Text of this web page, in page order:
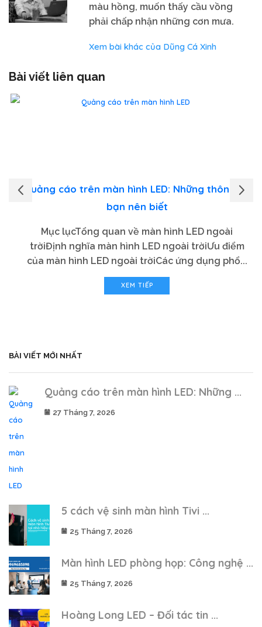
màu hồng, muốn thấy cầu vồng
phải chấp nhận những cơn mưa.
Xem bài khác của Dũng Cá Xinh
Bài viết liên quan
Quảng cáo trên màn hình LED: Những thông tin
bạn nên biết
Mục lụcTổng quan về màn hình LED ngoài
trờiĐịnh nghĩa màn hình LED ngoài trờiƯu điểm
của màn hình LED ngoài trờiCác ứng dụng phổ...
XEM TIẾP
BÀI VIẾT MỚI NHẤT
Quảng cáo trên màn hình LED: Những ...
27 Tháng 7, 2026
5 cách vệ sinh màn hình Tivi ...
25 Tháng 7, 2026
Màn hình LED phòng họp: Công nghệ ...
25 Tháng 7, 2026
Hoàng Long LED – Đối tác tin ...